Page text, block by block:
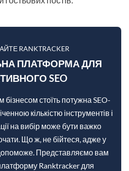
RANKTRACKER
ПЛАТФОРМА ДЛЯ
SEO
стоїть потужна SEO-
кількістю інструментів і
на вибір може бути важко
Що ж, не бійтеся, адже у
Представляємо вам
Ranktracker для